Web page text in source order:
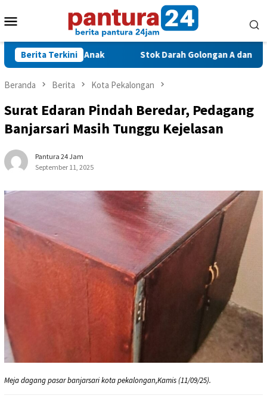
ke
Mobile
Berita Terkini
Depan Anak Stok Darah Golongan A dan AB di PMI
Beranda Berita Kota Pekalongan
Surat Edaran Pindah Beredar, Pedagang
Banjarsari Masih Tunggu Kejelasan
Pantura 24 Jam
September 11, 2025
Meja dagang pasar banjarsari kota pekalongan,Kamis (11/09/25).